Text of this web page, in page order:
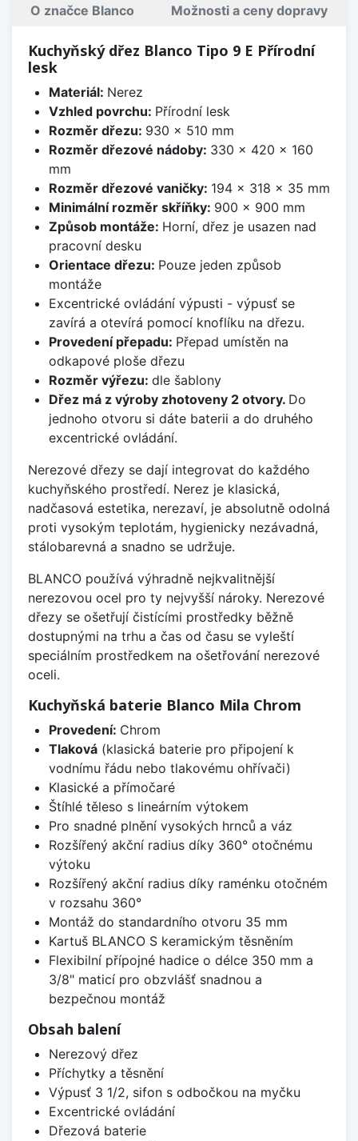
O značce Blanco Možnosti a ceny dopravy
Kuchyňský dřez Blanco Tipo 9 E Přírodní
lesk
Materiál: Nerez
Vzhled povrchu: Přírodní lesk
Rozměr dřezu: 930 x 510 mm
Rozměr dřezové nádoby: 330 x 420 x 160
mm
Rozměr dřezové vaničky: 194 x 318 x 35 mm
Minimální rozměr skříňky: 900 x 900 mm
Způsob montáže: Horní, dřez je usazen nad
pracovní desku
Orientace dřezu: Pouze jeden způsob
montáže
Excentrické ovládání výpusti - výpusť se
zavírá a otevírá pomocí knoflíku na dřezu.
Provedení přepadu: Přepad umístěn na
odkapové ploše dřezu
Rozměr výřezu: dle šablony
Dřez má z výroby zhotoveny 2 otvory. Do
jednoho otvoru si dáte baterii a do druhého
excentrické ovládání.
Nerezové dřezy se dají integrovat do každého
kuchyňského prostředí. Nerez je klasická,
nadčasová estetika, nerezaví, je absolutně odolná
proti vysokým teplotám, hygienicky nezávadná,
stálobarevná a snadno se udržuje.
BLANCO používá výhradně nejkvalitnější
nerezovou ocel pro ty nejvyšší nároky. Nerezové
dřezy se ošetřují čistícími prostředky běžně
dostupnými na trhu a čas od času se vyleští
speciálním prostředkem na ošetřování nerezové
oceli.
Kuchyňská baterie Blanco Mila Chrom
Provedení: Chrom
Tlaková(klasická baterie pro připojení k
vodnímu řádu nebo tlakovému ohřívači)
Klasické a přímočaré
Štíhlé těleso s lineárním výtokem
Pro snadné plnění vysokých hrnců a váz
Rozšířený akční radius díky 360° otočnému
výtoku
Rozšířený akční radius díky raménku otočném
v rozsahu 360°
Montáž do standardního otvoru 35 mm
Kartuš BLANCO S keramickým těsněním
Flexibilní přípojné hadice o délce 350 mm a
3/8" maticí pro obzvlášť snadnou a
bezpečnou montáž
Obsah balení
Nerezový dřez
Příchytky a těsnění
Výpusť 3 1/2, sifon s odbočkou na myčku
Excentrické ovládání
Dřezová baterie